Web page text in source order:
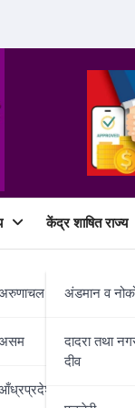
प्रदेश
केंद्र शाषित राज्य
अंडमान व
दादरा तथा
दीव
ऑटो